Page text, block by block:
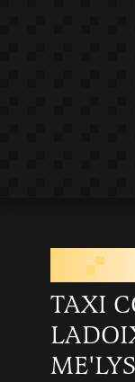
TAXI
ME'LYS